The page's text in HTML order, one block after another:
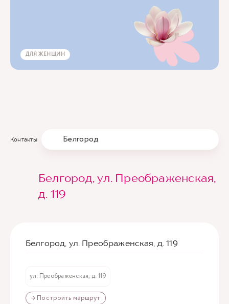
ПСА общий (Простатический специфический
антиген общий) (Prostate-Specific Antigen Total,
PSA Total)
ДЛЯ ЖЕНЩИН
Контакты Белгород
Белгород, ул. Преображенская,
д. 119
Белгород, ул. Преображенская, д. 119
ул. Преображенская, д. 119
→ Построить маршрут